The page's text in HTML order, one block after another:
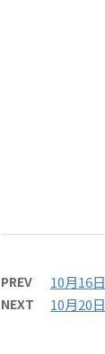
PREV 10月16
NEXT 10月20